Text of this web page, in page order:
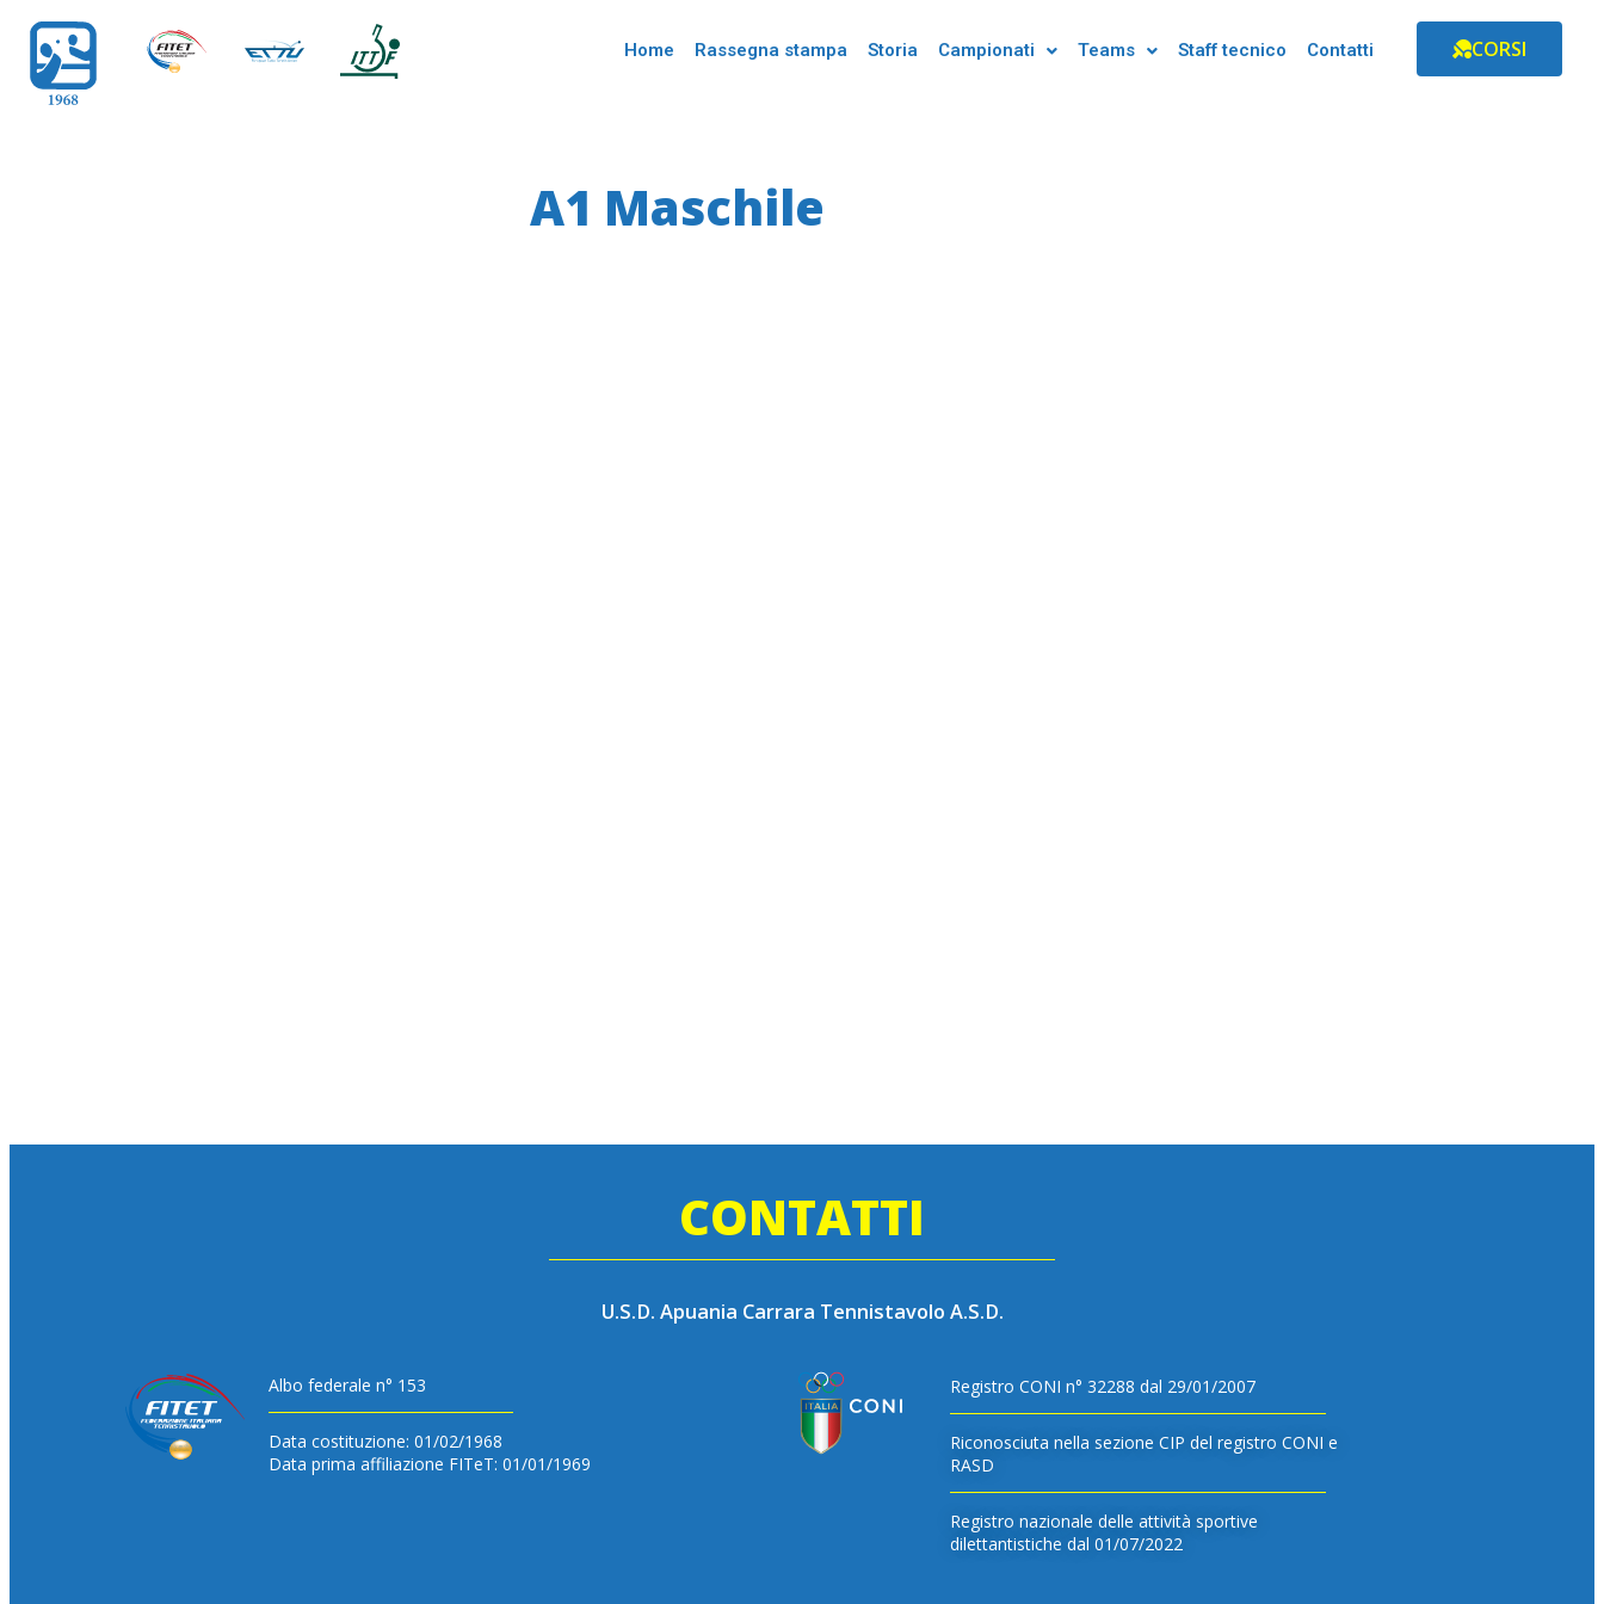
Home Rassegna stampa Storia Campionati Teams Staff tecnico Contatti CORSI
A1 Maschile
CONTATTI
U.S.D. Apuania Carrara Tennistavolo A.S.D.
Albo federale n° 153
Data costituzione: 01/02/1968
Data prima affiliazione FITeT: 01/01/1969
Registro CONI n° 32288 dal 29/01/2007
Riconosciuta nella sezione CIP del registro CONI e
RASD
Registro nazionale delle attività sportive
dilettantistiche dal 01/07/2022